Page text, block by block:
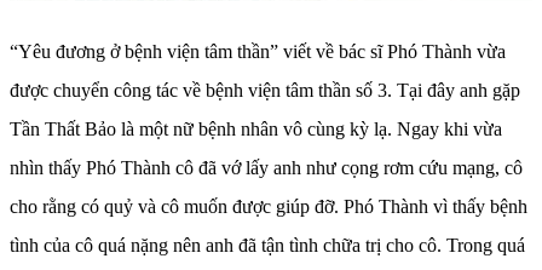
“Yêu đương ở bệnh viện tâm thần” viết về bác sĩ Phó Thành vừa
được chuyển công tác về bệnh viện tâm thần số 3. Tại đây anh gặp
Tần Thất Bảo là một nữ bệnh nhân vô cùng kỳ lạ. Ngay khi vừa
nhìn thấy Phó Thành cô đã vớ lấy anh như cọng rơm cứu mạng, cô
cho rằng có quỷ và cô muốn được giúp đỡ. Phó Thành vì thấy bệnh
tình của cô quá nặng nên anh đã tận tình chữa trị cho cô. Trong quá